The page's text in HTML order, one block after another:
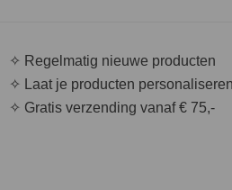
✧ Regelmatig nieuwe producten
✧ Laat je producten
✧ Gratis verzending vanaf € 75,-